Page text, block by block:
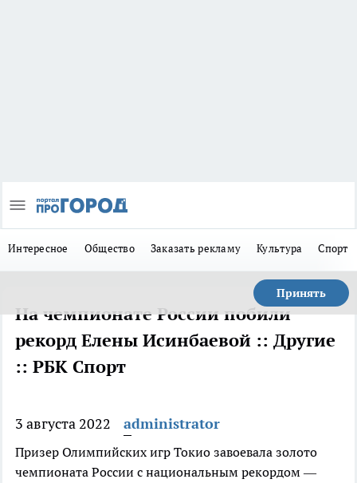
Интересное Общество Заказать рекламу Культура Спорт
Принять
На чемпионате России побили
рекорд Елены Исинбаевой :: Другие
:: РБК Спорт
3 августа 2022 administrator
Призер Олимпийских игр Токио завоевала золото
чемпионата России с национальным рекордом —